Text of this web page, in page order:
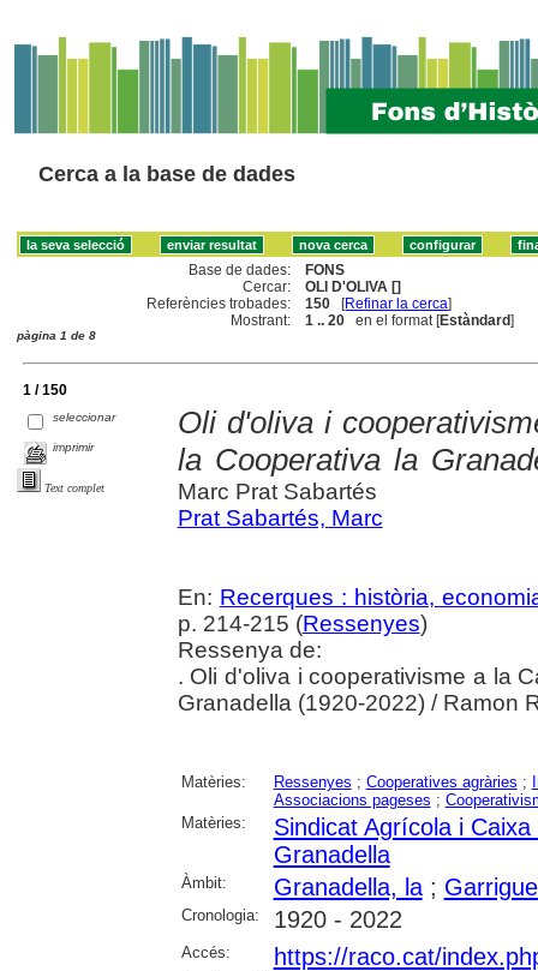
Cerca a la base de dades
Base de dades:
FONS
Cercar:
OLI D'OLIVA []
Referències trobades:
150 [Refinar la cerca]
Mostrant:
1 .. 20 en el format [Estàndard]
pàgina 1 de 8
1 / 150
seleccionar
imprimir
Text complet
Oli d'oliva i
la Cooperativa la
Marc Prat Sabartés
Prat Sabartés, Marc
En: Recerques : història,
p. 214-215 (Ressenyes)
Ressenya de:
. Oli d'oliva i cooperativisme a la
Granadella (1920-2022) / Ramon
Matèries: Ressenyes ; Cooperatives agràries ;
Associacions pageses ;
Matèries:
Sindicat Agrícola i
Granadella
Àmbit: Granadella, la;
Cronologia: 1920 - 2022
Accés: https://raco.cat/